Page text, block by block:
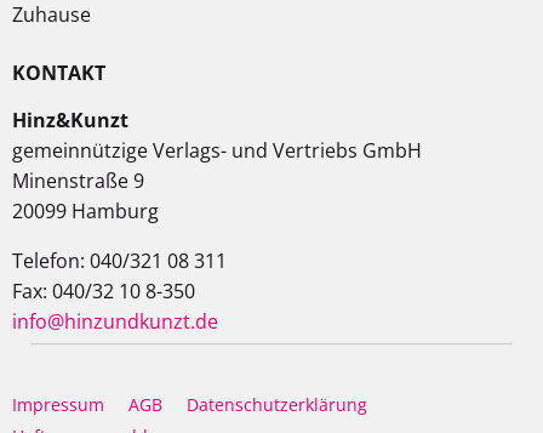
Zuhause
KONTAKT
Hinz&Kunzt
gemeinnützige Verlags- und Vertriebs GmbH
Minenstraße 9
20099 Hamburg
Telefon: 040/321 08 311
Fax: 040/32 10 8-350
info@hinzundkunzt.de
Impressum AGB
Datenschutzerklärung